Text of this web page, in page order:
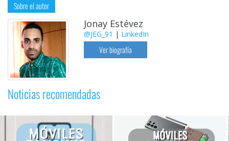
Sobre el autor
Jonay Estévez
@JEG_91 | LinkedIn
Ver biografía
Noticias recomendadas